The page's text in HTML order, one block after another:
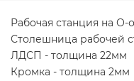
Рабочая станция на
Столешница рабочей
ЛДСП - толщина 22мм
Кромка - толщина 2мм